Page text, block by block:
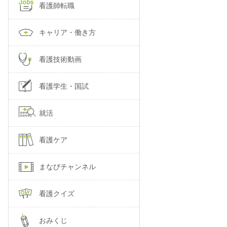
看護師転職
キャリア・働き方
看護技術動画
看護学生・国試
就活
看護ケア
まなびチャンネル
看護クイズ
おみくじ